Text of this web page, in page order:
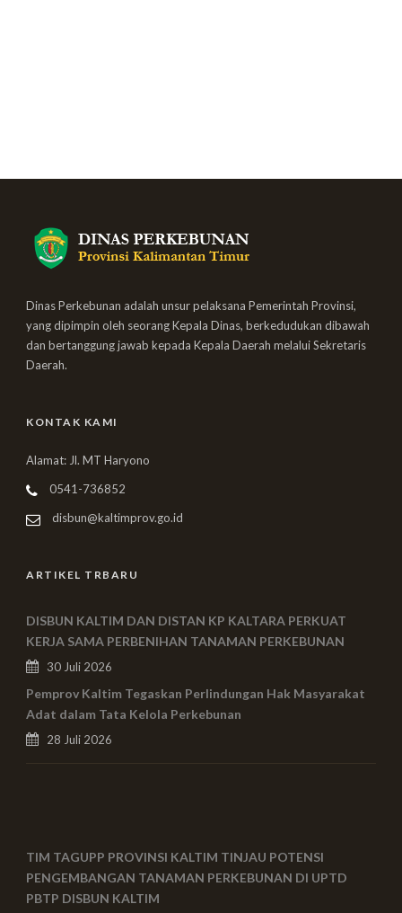
Dinas Perkebunan adalah unsur pelaksana Pemerintah Provinsi,
yang dipimpin oleh seorang Kepala Dinas, berkedudukan dibawah
dan bertanggung jawab kepada Kepala Daerah melalui Sekretaris
Daerah.
KONTAK KAMI
Alamat: Jl. MT Haryono
0541-736852
disbun@kaltimprov.go.id
ARTIKEL TRBARU
DISBUN KALTIM DAN DISTAN KP KALTARA PERKUAT
KERJA SAMA PERBENIHAN TANAMAN PERKEBUNAN
30 Juli 2026
Pemprov Kaltim Tegaskan Perlindungan Hak Masyarakat
Adat dalam Tata Kelola Perkebunan
28 Juli 2026
TIM TAGUPP PROVINSI KALTIM TINJAU POTENSI
PENGEMBANGAN TANAMAN PERKEBUNAN DI UPTD
PBTP DISBUN KALTIM